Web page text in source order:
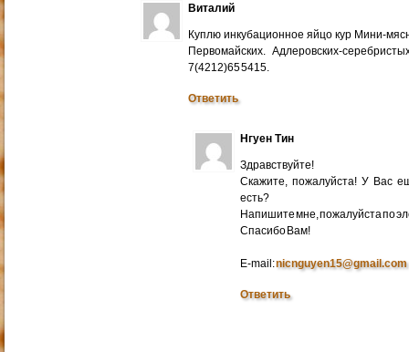
Виталий
Куплю инкубационное яйцо кур Мини-
Первомайских. Адлеровских-
7(4212)65 5415.
Ответить
Нгуен Тин
Здравствуйте!
Скажите, пожалуйста! У Вас
есть?
Напишите мне, пожалуйста по
Cпасибо Вам!
E-mail:nicnguyen15@gmail.com
Ответить